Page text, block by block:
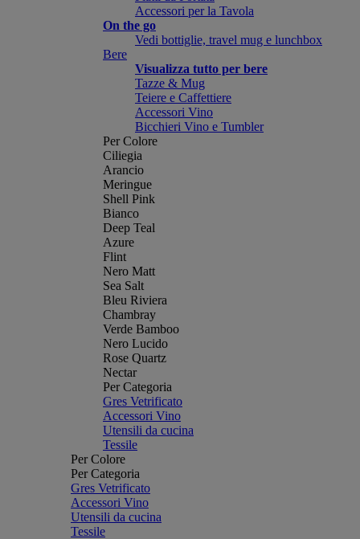
Accessori per la Tavola
On the go
Vedi bottiglie, travel mug e lunchbox
Bere
Visualizza tutto per bere
Tazze & Mug
Teiere e Caffettiere
Accessori Vino
Bicchieri Vino e Tumbler
Per Colore
Ciliegia
Arancio
Meringue
Shell Pink
Bianco
Deep Teal
Azure
Flint
Nero Matt
Sea Salt
Bleu Riviera
Chambray
Verde Bamboo
Nero Lucido
Rose Quartz
Nectar
Per Categoria
Gres Vetrificato
Accessori Vino
Utensili da cucina
Tessile
Per Colore
Per Categoria
Gres Vetrificato
Accessori Vino
Utensili da cucina
Tessile